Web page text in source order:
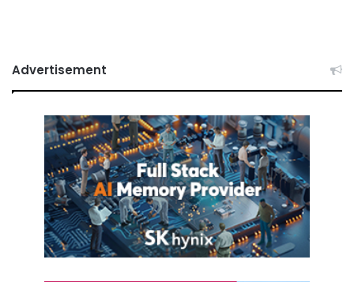
Advertisement